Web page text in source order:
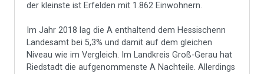
der kleinste ist Erfelden mit 1.862 Einwohnern.
Im Jahr 2018 lag die A enthaltend dem Hessischenn
Landesamt bei 5,3% und damit auf dem gleichen
Niveau wie im Vergleich. Im Landkreis Groß-Gerau hat
Riedstadt die aufgenommenste A Nachteile. Allerdings